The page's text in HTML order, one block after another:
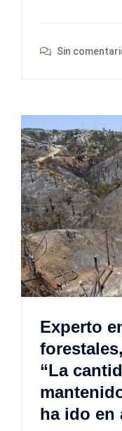
Sin
Experto
“La
ha ido en